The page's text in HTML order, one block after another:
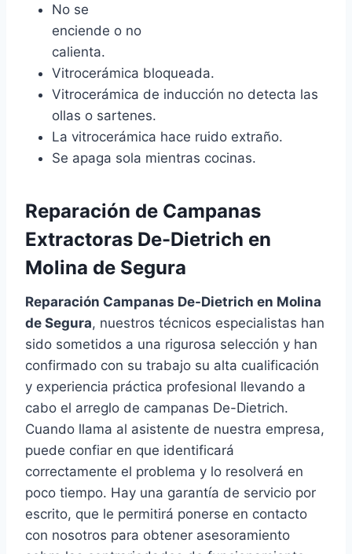
No se
enciende o no
calienta.
Vitrocerámica bloqueada.
Vitrocerámica de inducción no detecta las
ollas o sartenes.
La vitrocerámica hace ruido extraño.
Se apaga sola mientras cocinas.
Reparación de Campanas
Extractoras De-Dietrich en
Molina de Segura
Reparación Campanas De-Dietrich en Molina
de Segura, nuestros técnicos especialistas han
sido sometidos a una rigurosa selección y han
confirmado con su trabajo su alta cualificación
y experiencia práctica profesional llevando a
cabo el arreglo de campanas De-Dietrich.
Cuando llama al asistente de nuestra empresa,
puede confiar en que identificará
correctamente el problema y lo resolverá en
poco tiempo. Hay una garantía de servicio por
escrito, que le permitirá ponerse en contacto
con nosotros para obtener asesoramiento